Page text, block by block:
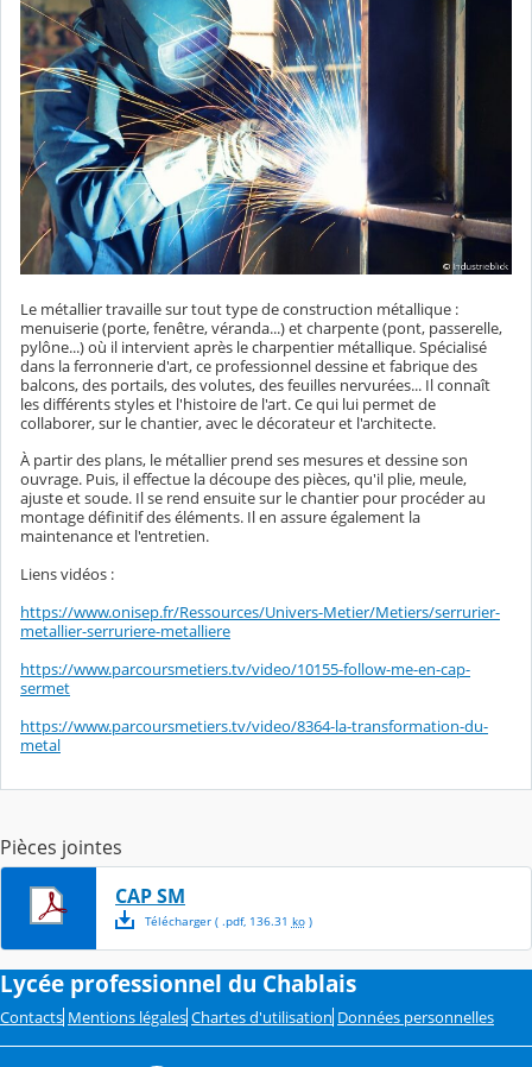
Le métallier travaille sur tout type de construction métallique :
menuiserie (porte, fenêtre, véranda...) et charpente (pont, passerelle,
pylône...) où il intervient après le charpentier métallique. Spécialisé
dans la ferronnerie d'art, ce professionnel dessine et fabrique des
balcons, des portails, des volutes, des feuilles nervurées... Il connaît
les différents styles et l'histoire de l'art. Ce qui lui permet de
collaborer, sur le chantier, avec le décorateur et l'architecte.
À partir des plans, le métallier prend ses mesures et dessine son
ouvrage. Puis, il effectue la découpe des pièces, qu'il plie, meule,
ajuste et soude. Il se rend ensuite sur le chantier pour procéder au
montage définitif des éléments. Il en assure également la
maintenance et l'entretien.
Liens vidéos :
https://www.onisep.fr/Ressources/Univers-Metier/Metiers/serrurier-
metallier-serruriere-metalliere
https://www.parcoursmetiers.tv/video/10155-follow-me-en-cap-
sermet
https://www.parcoursmetiers.tv/video/8364-la-transformation-du-
metal
Pièces jointes
CAP SM
Télécharger( .pdf, 136.31 ko)
Lycée professionnel du Chablais
Contacts Mentions légales Chartes d'utilisation Données personnelles